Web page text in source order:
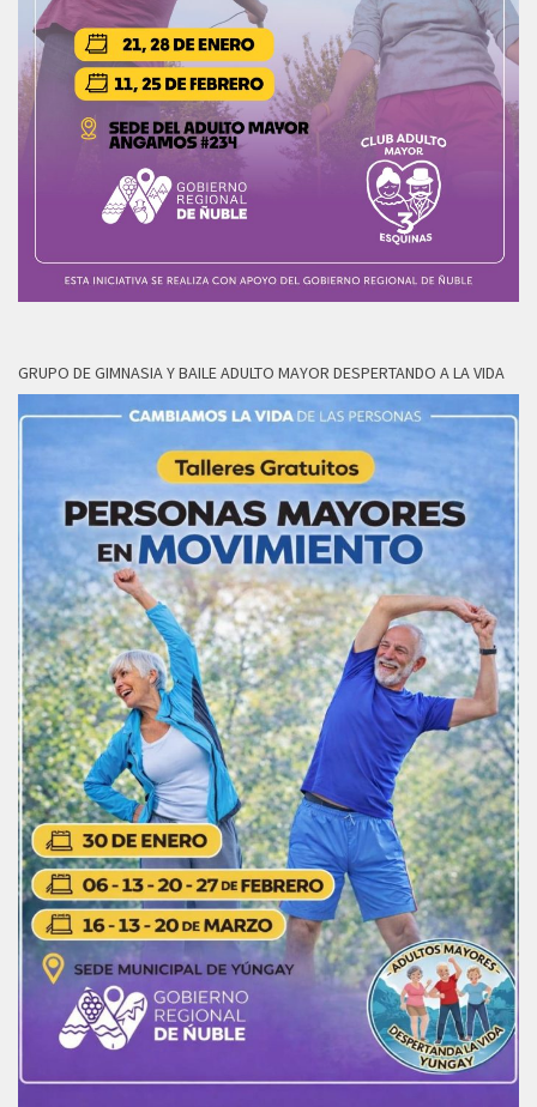
GRUPO DE GIMNASIA Y BAILE ADULTO MAYOR DESPERTANDO A LA VIDA